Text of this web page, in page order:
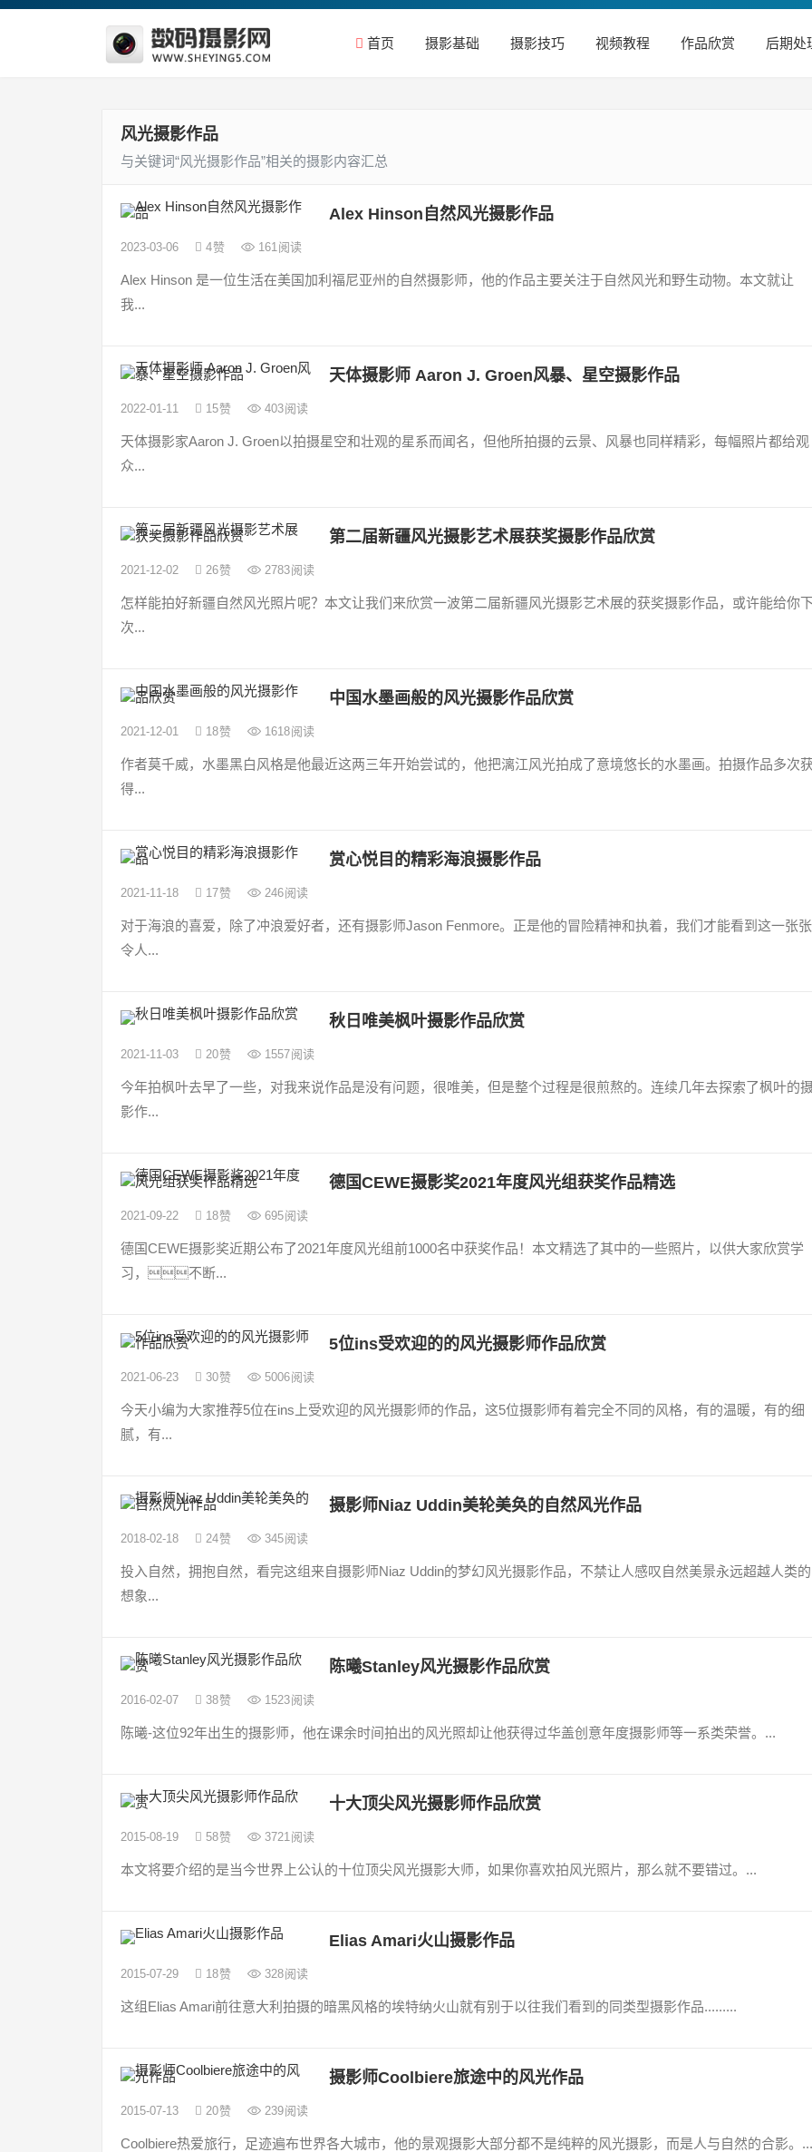
首页 摄影基础 摄影技巧 视频教程 作品欣赏 后期处
风光摄影作品
与关键词“风光摄影作品”相关的摄影内容汇总
Alex Hinson自然风光摄影作品
2023-03-06 4赞 161阅读
Alex Hinson 是一位生活在美国加利福尼亚州的自然摄影师，他的作品主要关注于自然风光和野生动物。本文就让
我...
天体摄影师 Aaron J. Groen风暴、星空摄影作品
2022-01-11 15赞 403阅读
天体摄影家Aaron J. Groen以拍摄星空和壮观的星系而闻名，但他所拍摄的云景、风暴也同样精彩，每幅照片都给观
众...
第二届新疆风光摄影艺术展获奖摄影作品欣赏
2021-12-02 26赞 2783阅读
怎样能拍好新疆自然风光照片呢？本文让我们来欣赏一波第二届新疆风光摄影艺术展的获奖摄影作品，或许能给你
次...
中国水墨画般的风光摄影作品欣赏
2021-12-01 18赞 1618阅读
作者莫千威，水墨黑白风格是他最近这两三年开始尝试的，他把漓江风光拍成了意境悠长的水墨画。拍摄作品多次
得...
赏心悦目的精彩海浪摄影作品
2021-11-18 17赞 246阅读
对于海浪的喜爱，除了冲浪爱好者，还有摄影师Jason Fenmore。正是他的冒险精神和执着，我们才能看到这一张张
令人...
秋日唯美枫叶摄影作品欣赏
2021-11-03 20赞 1557阅读
今年拍枫叶去早了一些，对我来说作品是没有问题，很唯美，但是整个过程是很煎熬的。连续几年去探索了枫叶的
影作...
德国CEWE摄影奖2021年度风光组获奖作品精选
2021-09-22 18赞 695阅读
德国CEWE摄影奖近期公布了2021年度风光组前1000名中获奖作品！本文精选了其中的一些照片，以供大家欣赏学
习，不断...
5位ins受欢迎的的风光摄影师作品欣赏
2021-06-23 30赞 5006阅读
今天小编为大家推荐5位在ins上受欢迎的风光摄影师的作品，这5位摄影师有着完全不同的风格，有的温暖，有的细
腻，有...
摄影师Niaz Uddin美轮美奂的自然风光作品
2018-02-18 24赞 345阅读
投入自然，拥抱自然，看完这组来自摄影师Niaz Uddin的梦幻风光摄影作品，不禁让人感叹自然美景永远超越人类的
想象...
陈曦Stanley风光摄影作品欣赏
2016-02-07 38赞 1523阅读
陈曦-这位92年出生的摄影师，他在课余时间拍出的风光照却让他获得过华盖创意年度摄影师等一系类荣誉。...
十大顶尖风光摄影师作品欣赏
2015-08-19 58赞 3721阅读
本文将要介绍的是当今世界上公认的十位顶尖风光摄影大师，如果你喜欢拍风光照片，那么就不要错过。...
Elias Amari火山摄影作品
2015-07-29 18赞 328阅读
这组Elias Amari前往意大利拍摄的暗黑风格的埃特纳火山就有别于以往我们看到的同类型摄影作品.........
摄影师Coolbiere旅途中的风光作品
2015-07-13 20赞 239阅读
Coolbiere热爱旅行，足迹遍布世界各大城市，他的景观摄影大部分都不是纯粹的风光摄影，而是人与自然的合影。...